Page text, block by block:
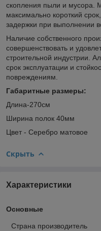
скопления пыли и мусора.
максимально короткий
задержки при выполнении
Наличие собственного
совершенствовать и
строительной индустрии.
срок эксплуатации и
повреждениям.
Габаритные размеры:
Длина-270см
Ширина полок 40мм
Цвет - Серебро матовое
Скрыть
Характеристики
Основные
Страна производитель